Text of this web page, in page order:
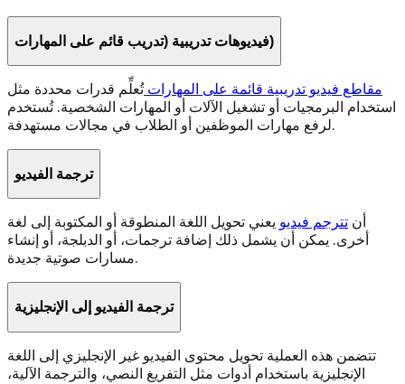
فيديوهات تدريبية (تدريب قائم على المهارات)
مقاطع فيديو تدريبية قائمة على المهاراتتُعلِّم قدرات محددة مثل
استخدام البرمجيات أو تشغيل الآلات أو المهارات الشخصية. تُستخدم
لرفع مهارات الموظفين أو الطلاب في مجالات مستهدفة.
ترجمة الفيديو
أن تترجم فيديو يعني تحويل اللغة المنطوقة أو المكتوبة إلى لغة
أخرى. يمكن أن يشمل ذلك إضافة ترجمات، أو الدبلجة، أو إنشاء
مسارات صوتية جديدة.
ترجمة الفيديو إلى الإنجليزية
تتضمن هذه العملية تحويل محتوى الفيديو غير الإنجليزي إلى اللغة
الإنجليزية باستخدام أدوات مثل التفريغ النصي، والترجمة الآلية،